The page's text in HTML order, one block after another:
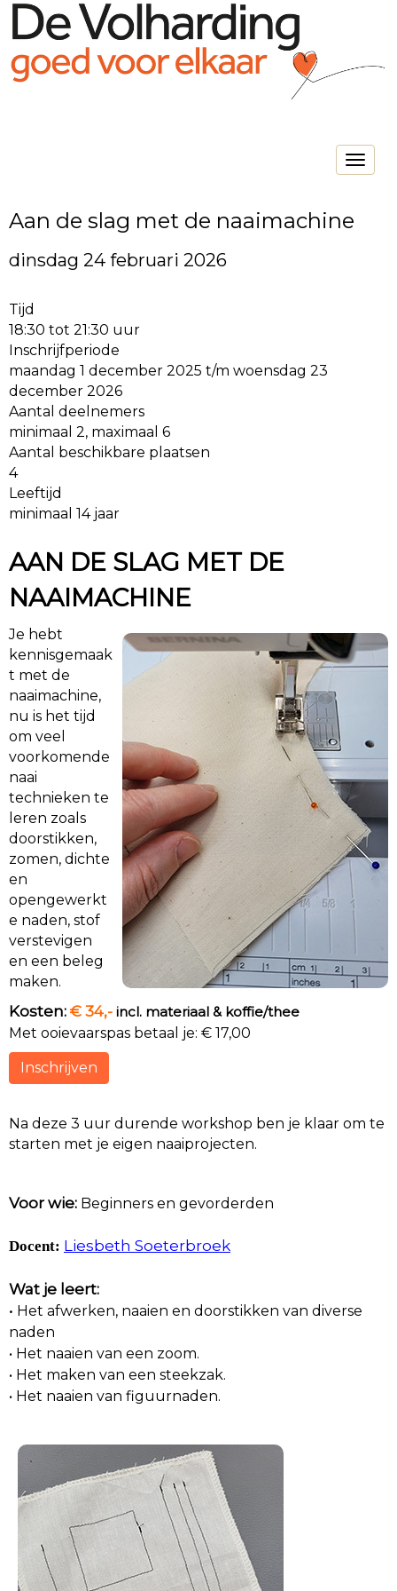
Toggle
Aan de slag met de naaimachine
dinsdag 24 februari 2026
Tijd
18:30 tot 21:30 uur
Inschrijfperiode
maandag 1 december 2025 t/m woensdag 23
december 2026
Aantal deelnemers
minimaal 2, maximaal 6
Aantal beschikbare plaatsen
4
Leeftijd
minimaal 14 jaar
AAN DE SLAG MET DE
NAAIMACHINE
Je hebt
kennisgemaak
t met de
naaimachine,
nu is het tijd
om veel
voorkomende
naai
technieken te
leren zoals
doorstikken,
zomen, dichte
en
opengewerkt
e naden, stof
verstevigen
en een beleg
maken.
Kosten: € 34,- incl. materiaal & koffie/thee
Met ooievaarspas betaal je: € 17,00
Inschrijven
Na deze 3 uur durende workshop ben je klaar om te
starten met je eigen naaiprojecten.
Voor wie: Beginners en gevorderden
Docent: Liesbeth Soeterbroek
Wat je leert:
• Het afwerken, naaien en doorstikken van diverse
naden
• Het naaien van een zoom.
• Het maken van een steekzak.
• Het naaien van figuurnaden.